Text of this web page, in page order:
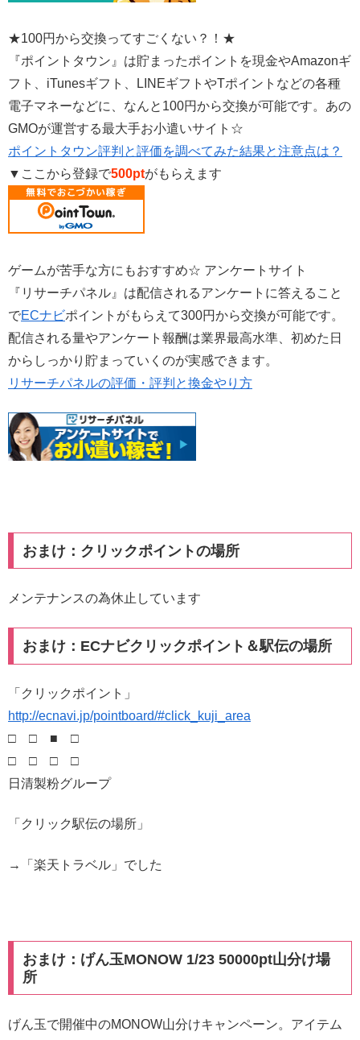
★100円から交換ってすごくない？！★
『ポイントタウン』は貯まったポイントを現金やAmazonギ
フト、iTunesギフト、LINEギフトやTポイントなどの各種
電子マネーなどに、なんと100円から交換が可能です。あの
GMOが運営する最大手お小遣いサイト☆
ポイントタウン評判と評価を調べてみた結果と注意点は？
▼ここから登録で500ptがもらえます
ゲームが苦手な方にもおすすめ☆ アンケートサイト
『リサーチパネル』は配信されるアンケートに答えること
でECナビポイントがもらえて300円から交換が可能です。
配信される量やアンケート報酬は業界最高水準、初めた日
からしっかり貯まっていくのが実感できます。
リサーチパネルの評価・評判と換金やり方
おまけ：クリックポイントの場所
メンテナンスの為休止しています
おまけ：ECナビクリックポイント＆駅伝の場所
「クリックポイント」
http://ecnavi.jp/pointboard/#click_kuji_area
□ □ ■ □
□ □ □ □
日清製粉グループ
「クリック駅伝の場所」
→「楽天トラベル」でした
おまけ：げん玉MONOW 1/23 50000pt山分け場
所
げん玉で開催中のMONOW山分けキャンペーン。アイテム